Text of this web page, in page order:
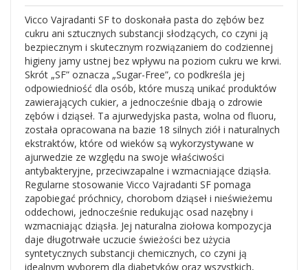
Vicco Vajradanti SF to doskonała pasta do zębów bez
cukru ani sztucznych substancji słodzących, co czyni ją
bezpiecznym i skutecznym rozwiązaniem do codziennej
higieny jamy ustnej bez wpływu na poziom cukru we krwi.
Skrót „SF” oznacza „Sugar-Free”, co podkreśla jej
odpowiedniość dla osób, które muszą unikać produktów
zawierających cukier, a jednocześnie dbają o zdrowie
zębów i dziąseł. Ta ajurwedyjska pasta, wolna od fluoru,
została opracowana na bazie 18 silnych ziół i naturalnych
ekstraktów, które od wieków są wykorzystywane w
ajurwedzie ze względu na swoje właściwości
antybakteryjne, przeciwzapalne i wzmacniające dziąsła.
Regularne stosowanie Vicco Vajradanti SF pomaga
zapobiegać próchnicy, chorobom dziąseł i nieświeżemu
oddechowi, jednocześnie redukując osad nazębny i
wzmacniając dziąsła. Jej naturalna ziołowa kompozycja
daje długotrwałe uczucie świeżości bez użycia
syntetycznych substancji chemicznych, co czyni ją
idealnym wyborem dla diabetyków oraz wszystkich,